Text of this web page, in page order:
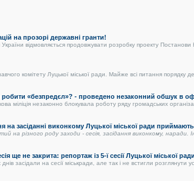
на прозорі державні гранти!
України відмовляється продовжувати розробку проекту Постанови
комітету Луцької міської ради. Майже всі питання порядку
«безпредєл»? - проведено незаконний обшук в
міліція незаконно блокувала роботу ряду громадських
на засіданні виконкому Луцької міської ради
на різного роду заходи - сесія, засідання виконкому, наради.
ще не закрита: репортаж із 5-ї сесії Луцької міської ради
засідали на сесії міськради, але так і не встигли розглянути